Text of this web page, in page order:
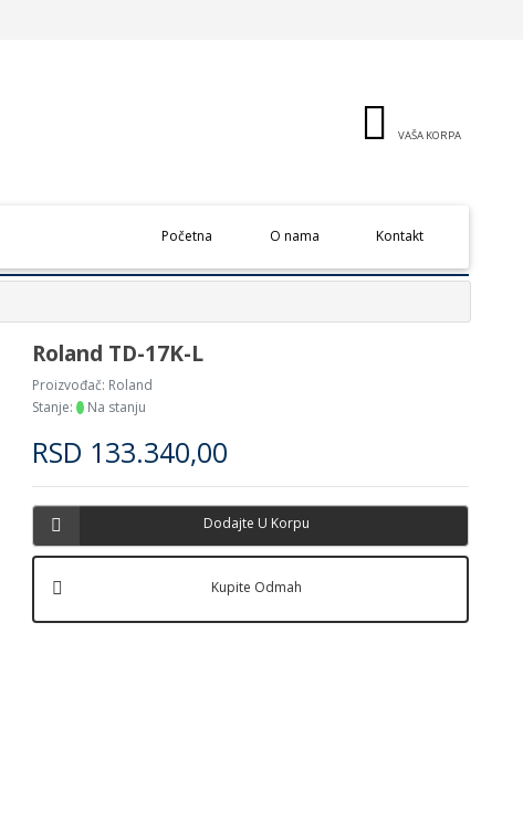
VAŠA KORPA
Početna O nama Kontakt
Roland TD-17K-L
Proizvođač: Roland
Stanje:
Na stanju
RSD 133.340,00
Dodajte U Korpu
Kupite Odmah